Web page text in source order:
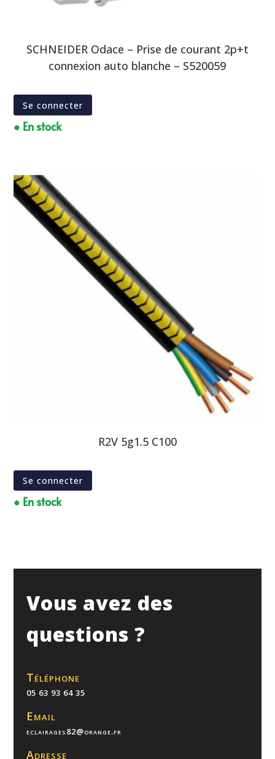
SCHNEIDER Odace – Prise de courant 2p+t
connexion auto blanche – S520059
Se connecter
● En stock
R2V 5g1.5 C100
Se connecter
● En stock
Vous avez des
questions ?
Téléphone
05 63 93 64 35
Email
eclairages82@orange.fr
Adresse